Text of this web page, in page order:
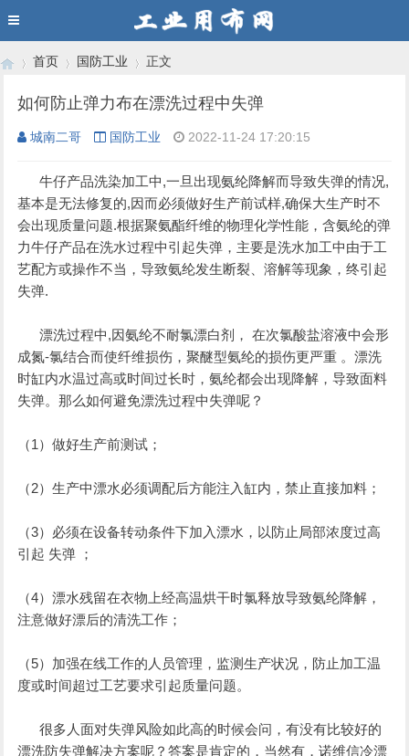
›
首页
›
国防工业
›
正文
如何防止弹力布在漂洗过程中失弹
城南二哥 国防工业 2022-11-24 17:20:15
      牛仔产品洗染加工中,一旦出现氨纶降解而导致失弹的情况,
基本是无法修复的,因而必须做好生产前试样,确保大生产时不
会出现质量问题.根据聚氨酯纤维的物理化学性能，含氨纶的弹
力牛仔产品在洗水过程中引起失弹，主要是洗水加工中由于工
艺配方或操作不当，导致氨纶发生断裂、溶解等现象，终引起
失弹.
      漂洗过程中,因氨纶不耐氯漂白剂， 在次氯酸盐溶液中会形
成氮-氯结合而使纤维损伤，聚醚型氨纶的损伤更严重 。漂洗
时缸内水温过高或时间过长时，氨纶都会出现降解，导致面料
失弹。那么如何避免漂洗过程中失弹呢？
（1）做好生产前测试；
（2）生产中漂水必须调配后方能注入缸内，禁止直接加料；
（3）必须在设备转动条件下加入漂水，以防止局部浓度过高
引起 失弹 ；
（4）漂水残留在衣物上经高温烘干时氯释放导致氨纶降解，
注意做好漂后的清洗工作；
（5）加强在线工作的人员管理，监测生产状况，防止加工温
度或时间超过工艺要求引起质量问题。
      很多人面对失弹风险如此高的时候会问，有没有比较好的
漂洗防失弹解决方案呢？答案是肯定的，当然有，诺维信冷漂